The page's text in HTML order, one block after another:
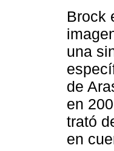
Brock
una
de
en
trató
en